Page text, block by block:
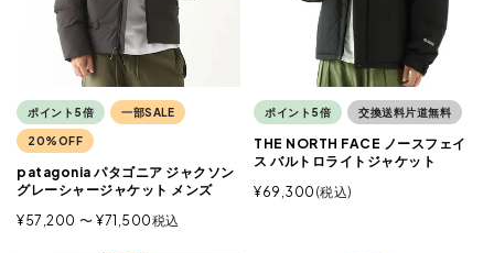
ポイント5倍 一部SALE
20%OFF
patagonia パタゴニア ジャクソン
グレーシャージャケット メンズ
¥57,200 〜 ¥71,500税込
ポイント5倍 交換送料片道無料
THE NORTH FACE ノースフェイ
ス バルトロライトジャケット
¥69,300 税込